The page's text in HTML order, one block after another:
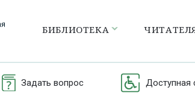
БИБЛИОТЕКА
Задать вопрос Доступная